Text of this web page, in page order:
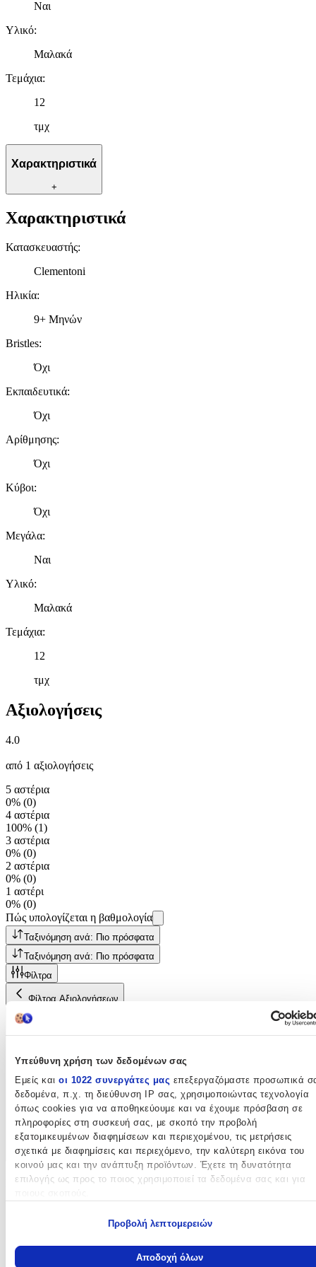
Υπεύθυνη χρήση των δεδομένων σας
Εμείς και οι 1022 συνεργάτες μας επεξεργαζόμαστε προσωπικά
δεδομένα, π.χ. τη διεύθυνση IP σας, χρησιμοποιώντας τεχνολογία
όπως cookies για να αποθηκεύουμε και να έχουμε πρόσβαση σε
πληροφορίες στη συσκευή σας, με σκοπό την προβολή
εξατομικευμένων διαφημίσεων και περιεχομένου, τις μετρήσεις
σχετικά με διαφημίσεις και περιεχόμενο, την καλύτερη εικόνα του
κοινού μας και την ανάπτυξη προϊόντων. Έχετε τη δυνατότητα
επιλογής ως προς το ποιος χρησιμοποιεί τα δεδομένα σας και για
Εάν μας επιτρέπετε, θα θέλαμε επίσης:
τοποθεσία, οι οποίες μπορεί να είναι ακριβείς σε απόσταση
Προβολή λεπτομερειών
Αποδοχή όλων
Ναι
Υλικό:
Μαλακά
Τεμάχια:
12
τμχ
Χαρακτηριστικά
+
Χαρακτηριστικά
Κατασκευαστής:
Clementoni
Ηλικία:
9+ Μηνών
Bristles:
Όχι
Εκπαιδευτικά:
Όχι
Αρίθμησης:
Όχι
Κύβοι:
Όχι
Μεγάλα:
Ναι
Υλικό:
Μαλακά
Τεμάχια:
12
τμχ
Αξιολογήσεις
4.0
από 1 αξιολογήσεις
5 αστέρια
0% (0)
4 αστέρια
100% (1)
3 αστέρια
0% (0)
2 αστέρια
0% (0)
1 αστέρι
0% (0)
Πώς υπολογίζεται η βαθμολογία
Ταξινόμηση ανά: Πιο πρόσφατα
Ταξινόμηση ανά: Πιο πρόσφατα
Φίλτρα
Φίλτρα Αξιολογήσεων
Αστέρια αξιολόγησης
Επιβεβαιωμένη αγορά